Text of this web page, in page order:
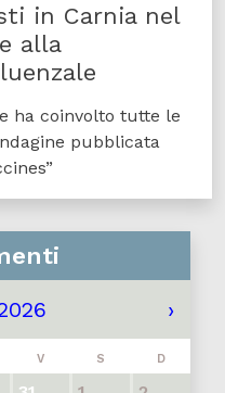
in Carnia nel
alla
ha coinvolto tutte le
pubblicata
›
V S D